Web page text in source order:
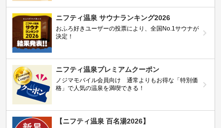
ニフティ温泉 サウナランキング2026
おふろ好きユーザーの投票により、全国No.1サウナが
決定！
ニフティ温泉プレミアムクーポン
ノジマモバイル会員向け 通常よりもお得な「特別価
格」で人気の温泉を満喫できる！
【ニフティ温泉 百名湯2026】